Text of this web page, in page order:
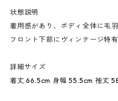
状態説明
着用感があり、ボディ全体に毛
フロント下部にヴィンテージ特
詳細サイズ
着丈 66.5cm 身幅 55.5cm 袖丈